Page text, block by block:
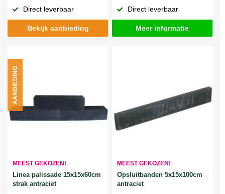
Direct leverbaar
Bekijk aanbieding
Direct leverbaar
Meer informatie
MEEST GEKOZEN!
Linea palissade 15x15x60cm
strak antraciet
AANBIEDING
MEEST GEKOZEN!
Opsluitbanden 5x15x100cm
antraciet